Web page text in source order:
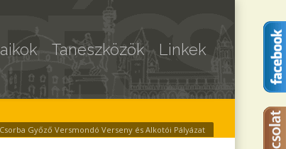
Taneszközök Linkek
Csorba Győző Versmondó Verseny és Alkotói Pályázat